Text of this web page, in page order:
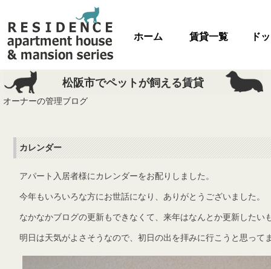
ホーム 賃貸一覧 ド
松阪市でペットが飼える賃貸
オーナーの管理ブログ
カレンダー
アパート入居者様にカレンダーをお配りしました。
今年もいろいろな方にお世話になり、ありがとうございました。
なかなかブログの更新もできなくて、来年はなんとか更新したい
明日は天気がよさそうなので、初日の出を拝みに行こうと思って